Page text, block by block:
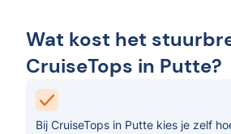
Wat kost het
CruiseTops in Putte?
Bij CruiseTops in Putte kies je zelf